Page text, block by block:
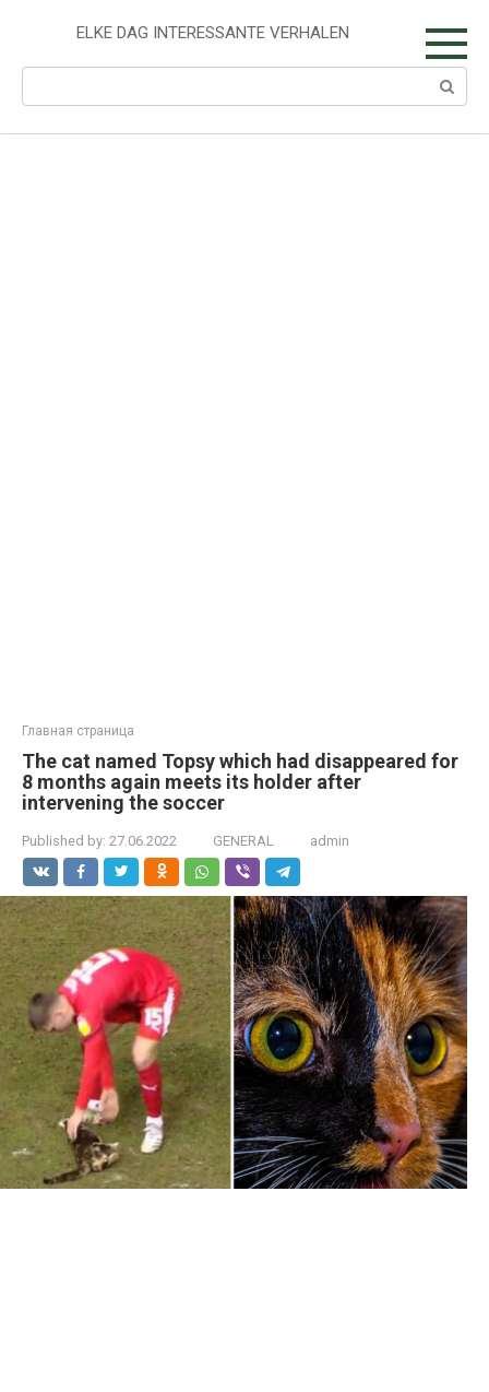
ELKE DAG INTERESSANTE VERHALEN
Search:
Главная страница
The cat named Topsy which had disappeared for
8 months again meets its holder after
intervening the soccer
Published by: 27.06.2022 GENERAL admin